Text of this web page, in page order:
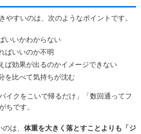
やすいのは、次のようなポイントです。
いいかわからない
ばいいのか不明
ば効果が出るのかイメージできない
を比べて気持ちが沈む
イクをこいで帰るだけ」「数回通ってフ
ちです。
は、 体重を大きく落とすことよりも「ジ